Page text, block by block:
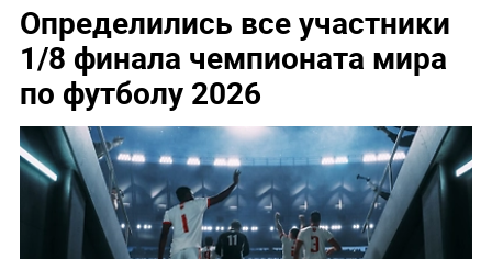
Определились все участники
1/8 финала чемпионата мира
по футболу 2026